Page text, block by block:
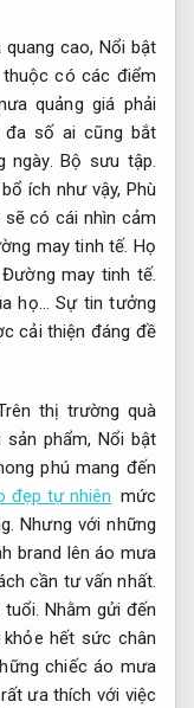
quang cao, Nổi bật
có các điểm
quảng giá phải
số ai cũng bắt
ngày.Bộ sưu tập.
ích như vậy, Phù
có cái nhìn cảm
may tinh tế. Họ
Đường may tinh tế.
họ… Sự tin tưởng
cải thiện đáng đề
thị trường quà
phẩm, Nổi bật
phú mang đến
đẹp tự nhiên mức
Nhưng với những
brand lên áo mưa
cần tư vấn nhất.
tuổi. Nhằm gửi đến
hết sức chân
chiếc áo mưa
ưa thích với việc